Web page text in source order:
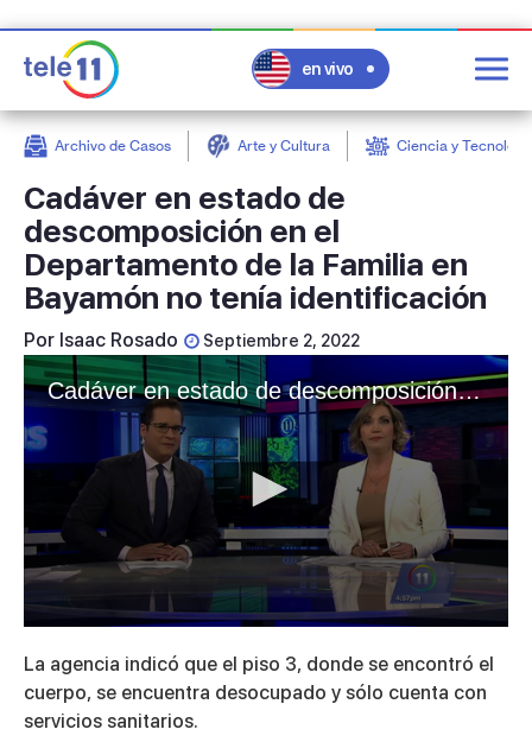
en vivo
Archivo de Casos Arte y Cultura Ciencia y
Cadáver en estado de
descomposición en el
Departamento de la Familia en
Bayamón no tenía identificación
Por Isaac Rosado Septiembre 2, 2022
Cadáver en estado de descomposición en el Departamento de la Familia en Bayamón no tenía identificación
seconds
of
2
minutes,
35
La agencia indicó que el piso 3, donde se encontró el
cuerpo, se encuentra desocupado y sólo cuenta con
servicios sanitarios.
post